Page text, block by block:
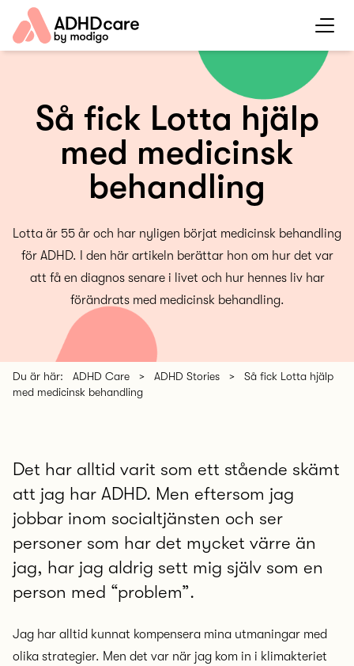
Så fick Lotta hjälp
med medicinsk
behandling
Lotta är 55 år och har nyligen börjat medicinsk behandling
för ADHD. I den här artikeln berättar hon om hur det var
att få en diagnos senare i livet och hur hennes liv har
förändrats med medicinsk behandling.
Du är här: ADHD Care > ADHD Stories >
Så fick Lotta hjälp
med medicinsk behandling
Det har alltid varit som ett stående skämt
att jag har ADHD. Men eftersom jag
jobbar inom socialtjänsten och ser
personer som har det mycket värre än
jag, har jag aldrig sett mig själv som en
person med “problem”.
Jag har alltid kunnat kompensera mina utmaningar med
olika strategier. Men det var när jag kom in i klimakteriet